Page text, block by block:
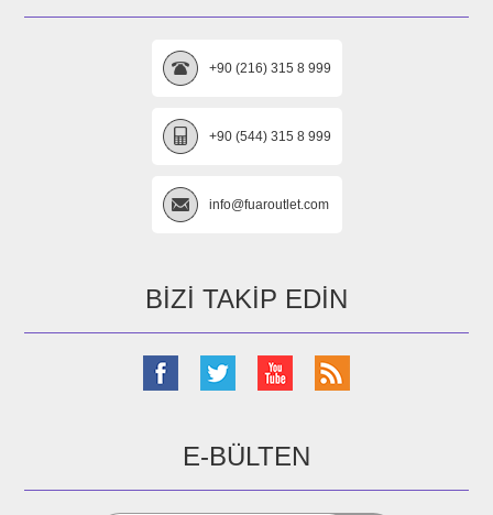
+90 (216) 315 8 999
+90 (544) 315 8 999
info@fuaroutlet.com
BIZI TAKIP EDIN
E-BÜLTEN